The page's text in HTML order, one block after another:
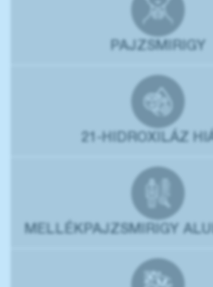
PAJZSMIRIGY
21-HIDROXILÁZ
MELLÉKPAJZSMIRIGY